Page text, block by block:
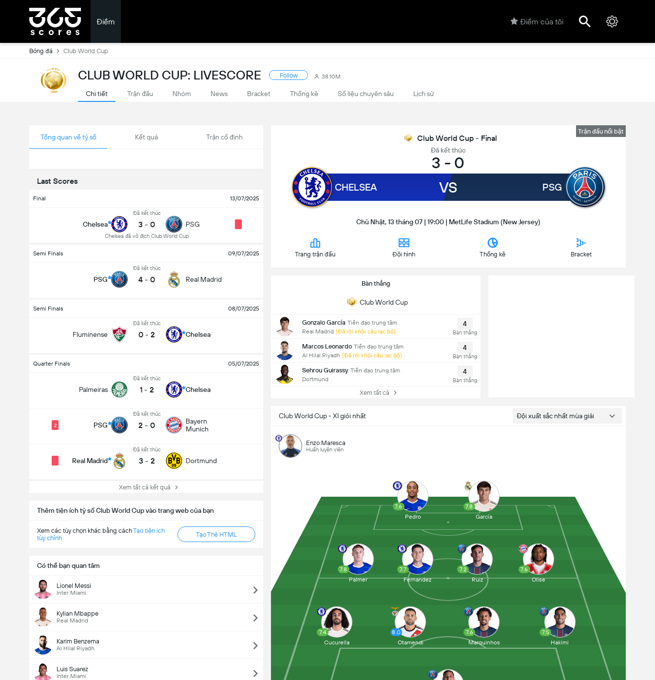
Điểm Điểm của tôi
Bóng đá Club World Cup
CLUB WORLD CUP: LIVESCORE Follow 38.10M
Chi tiết Trận đấu Nhóm News Bracket Thống kê Số liệu chuyên sâu Lịch sử
Tổng quan về tỷ số Kết quả Trận cố định
Last Scores
Final 13/07/2025
Chelsea
Đã kết thúc
3 - 0
Chelsea đã vô địch Club World Cup
PSG
Semi Finals 09/07/2025
PSG
Đã kết thúc
4 - 0 Real Madrid
Semi Finals 08/07/2025
Fluminense
Đã kết thúc
0 - 2 Chelsea
Quarter Finals 05/07/2025
Palmeiras
Đã kết thúc
1 - 2 Chelsea
PSG
2
Đã kết thúc
2 - 0
Bayern
Munich
Real Madrid
Đã kết thúc
3 - 2 Dortmund
Xem tất cả kết quả
Thêm tiện ích tỷ số Club World Cup vào trang web của bạn
Xem các tùy chọn khác bằng cáchTạo tiện ích
tùy chỉnh
Tạo Thẻ HTML
Có thể bạn quan tâm
Lionel Messi
Inter Miami
Kylian Mbappe
Real Madrid
Karim Benzema
Al Hilal Riyadh
Luis Suarez
Inter Miami
Trận đấu nổi bật
Club World Cup - Final
Đã kết thúc
3 - 0
CHELSEA VS PSG
Chủ Nhật, 13 tháng 07 | 19:00 | MetLife Stadium (New Jersey)
Trang trận đấu Đội hình Thống kê Bracket
Bàn thắng
Club World Cup
Gonzalo García Tiền đạo trung tâm
Real Madrid (Đã rời khỏi câu lạc bộ)
4
Bàn thắng
Marcos Leonardo Tiền đạo trung tâm
Al Hilal Riyadh (Đã rời khỏi câu lạc bộ)
4
Bàn thắng
Sehrou Guirassy Tiền đạo trung tâm
Dortmund
4
Bàn thắng
Xem tất cả
Club World Cup - XI giỏi nhất Đội xuất sắc nhất mùa giải
Enzo Maresca
Huấn luyện viên
7.6
Marquinhos
7.2
Ruiz
7.4
Cucurella
7.8
García
7.7
Fernandez
7.6
Olise
7.6
Pedro
7.5
Hakimi
8.0
Otamendi
7.8
Palmer